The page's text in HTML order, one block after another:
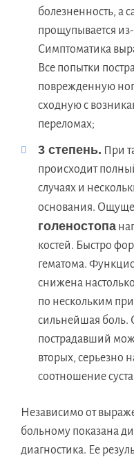
болезненность, а
прощупывается
Симптоматика
Все попытки
поврежденную
сходную с
переломах;
3 степень. При
происходит
случаях и
основания.
голеностопа
костей. Быстро
гематома.
снижена
по нескольким
сильнейшая боль.
пострадавший
вторых, серьезно
соотношение
Независимо от
больному показана
диагностика. Ее